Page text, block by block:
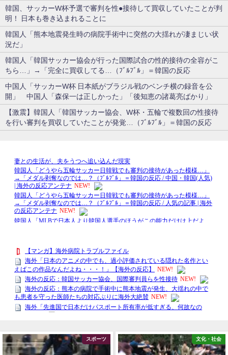
韓国、サッカーW杯予選で審判を性●接待して買収していたことが判
明！ 日本も巻き込まれることに
韓国人「熊本地震発生時の病院手術中に突然の大揺れが凄まじい状
況だ」
韓国人「韓国サッカー協会が行った国際試合の性的接待の全容がこ
ちら…」→「完全に買収してる…（ﾌﾞﾙﾌﾞﾙ」＝韓国の反応
中国人「サッカーW杯 日本紙がブラジル戦のベンチ横の録音を公
開」 中国人「森保一は正しかった」「後知恵の諸葛亮ばかり」
【激震】韓国人「韓国サッカー協会、W杯・五輪で複数回の性接待
を行い審判を買収していたことが発覚…（ﾌﾞﾙﾌﾞﾙ」＝韓国の反応
文化・社会 エンターテイメン